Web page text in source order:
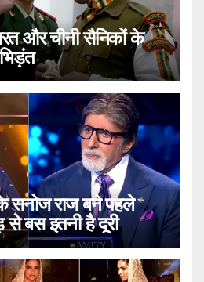
और चीनी सैनिकों के
सनोज राज बने पहले
से बस इतनी है दूरी